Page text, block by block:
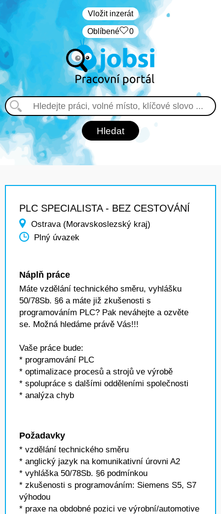
Vložit inzerát
Oblíbené 0
PLC SPECIALISTA - BEZ CESTOVÁNÍ
Ostrava (Moravskoslezský kraj)
Plný úvazek
Náplň práce
Máte vzdělání technického směru, vyhlášku
50/78Sb. §6 a máte již zkušenosti s
programováním PLC? Pak neváhejte a ozvěte
se. Možná hledáme právě Vás!!!
Vaše práce bude:
* programování PLC
* optimalizace procesů a strojů ve výrobě
* spolupráce s dalšími odděleními společnosti
* analýza chyb
Požadavky
* vzdělání technického směru
* anglický jazyk na komunikativní úrovni A2
* vyhláška 50/78Sb. §6 podmínkou
* zkušenosti s programováním: Siemens S5, S7
výhodou
* praxe na obdobné pozici ve výrobní/automotive